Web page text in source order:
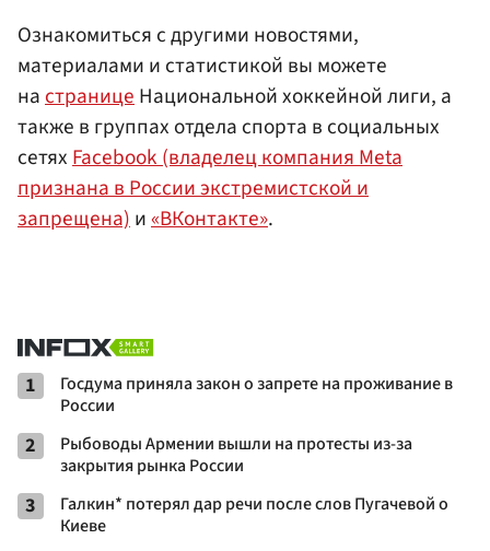
Ознакомиться с другими новостями,
материалами и статистикой вы можете
на странице Национальной хоккейной лиги, а
также в группах отдела спорта в социальных
сетях Facebook (владелец компания Meta
признана в России экстремистской и
запрещена) и«ВКонтакте».
1
Госдума приняла закон о запрете на проживание в
России
2
Рыбоводы Армении вышли на протесты из-за
закрытия рынка России
3
Галкин* потерял дар речи после слов Пугачевой о
Киеве